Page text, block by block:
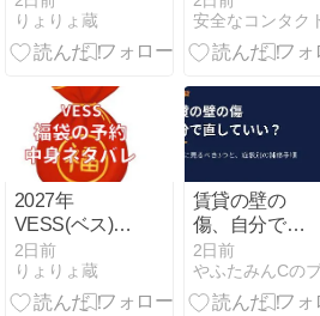
予約開始日や
購入方法につ
りょりょ蔵
ング｜初心者
向けの選び方
【2026年版】
2027年
VESS(ベス)福
袋の中身ネタ
バレは？予約
開始日や購入
2日前
りょりょ蔵
賃貸の壁の
傷、自分で直
していい？ 直
す前に押さえ
る3点と症状
2日前